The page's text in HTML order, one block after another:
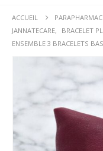
ACCUEIL
JANNATECARE, BRACELET
ENSEMBLE 3 BRACELETS